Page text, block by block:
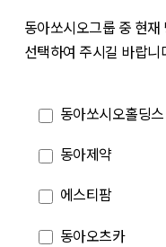
동아쏘시오그룹 중 현
선택하여 주시길 바랍니
동아쏘시오홀딩스
동아제약
에스티팜
동아오츠카